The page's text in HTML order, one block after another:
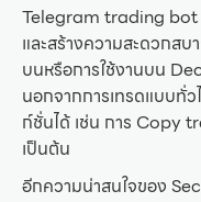
Telegram trading bot
และสร้างความสะดวกสบ
บนหรือการใช้งานบน
นอกจากการเทรดแบบทั่
ก์ชั่นได้ เช่น การ Copy
เป็นต้น
อีกความน่าสนใจของ